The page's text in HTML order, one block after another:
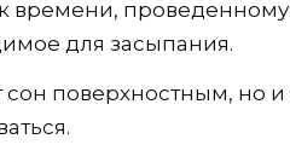
проведенному
для засыпания.
сон поверхностным, но